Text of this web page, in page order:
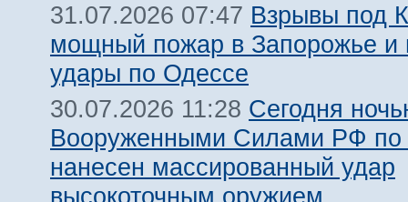
31.07.2026 07:47 Взрывы под
мощный пожар в Запорожье и
удары по Одессе
30.07.2026 11:28 Сегодня
Вооруженными Силами РФ по
нанесен массированный удар
высокоточным оружием